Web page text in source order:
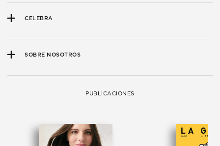
CELEBRA
SOBRE NOSOTROS
PUBLICACIONES